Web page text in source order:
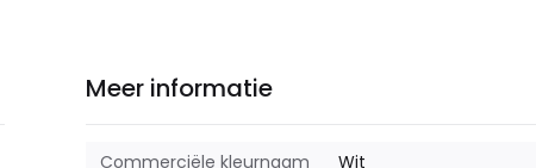
Meer informatie
Commerciële kleurnaam
Wit